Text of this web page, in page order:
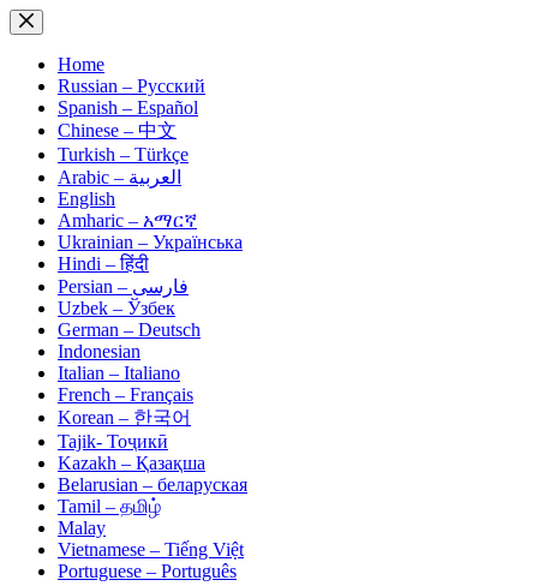
Skip
to
contentHome
Russian – Русский
Spanish – Español
Chinese – 中文
Turkish – Türkçe
Arabic – العربية
English
Amharic – አማርኛ
Ukrainian – Українська
Hindi – हिंदी
Persian – فارسی
Uzbek – Ўзбек
German – Deutsch
Indonesian
Italian – Italiano
French – Français
Korean – 한국어
Tajik- Тоҷикӣ
Kazakh – Қазақша
Belarusian – беларуская
Tamil – தமிழ்
Malay
Vietnamese – Tiếng Việt
Portuguese – Português